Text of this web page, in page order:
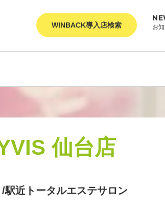
お
WINBACK導入店検索
仙台店
駅近トータルエステサロン